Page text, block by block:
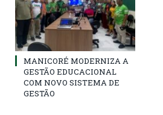
MANICORÉ MODERNIZA A
GESTÃO EDUCACIONAL
COM NOVO SISTEMA DE
GESTÃO